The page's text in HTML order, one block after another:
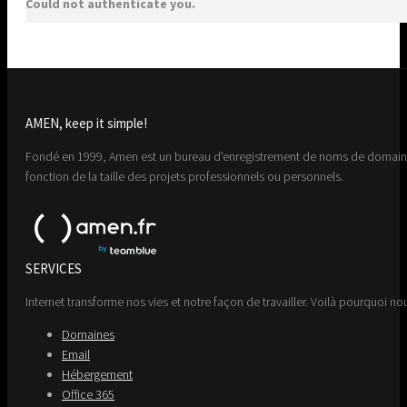
Could not authenticate you.
AMEN, keep it simple!
Fondé en 1999, Amen est un bureau d'enregistrement de noms de
fonction de la taille des projets professionnels ou personnels.
SERVICES
Internet transforme nos vies et notre façon de travailler. Voilà pourquoi
Domaines
Email
Hébergement
Office 365